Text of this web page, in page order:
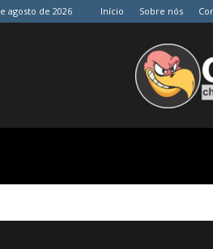
agosto de 2026 Início Sobre nós